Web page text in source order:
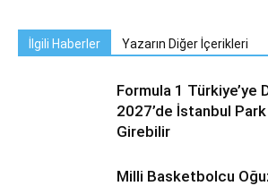
İlgili Haberler Yazarın Diğer İçerikleri
Formula 1 Türkiye’ye
2027’de İstanbul
Girebilir
Milli Basketbolcu